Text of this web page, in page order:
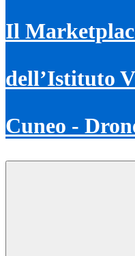
Il
dell’Istituto
Cuneo -